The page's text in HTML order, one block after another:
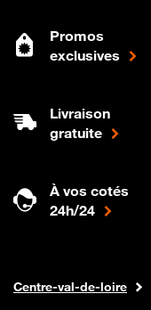
Promos
exclusives
Livraison
gratuite
À vos cotés
24h/24
Boutique Orange
Internet fibre
Centre-val-de-loire